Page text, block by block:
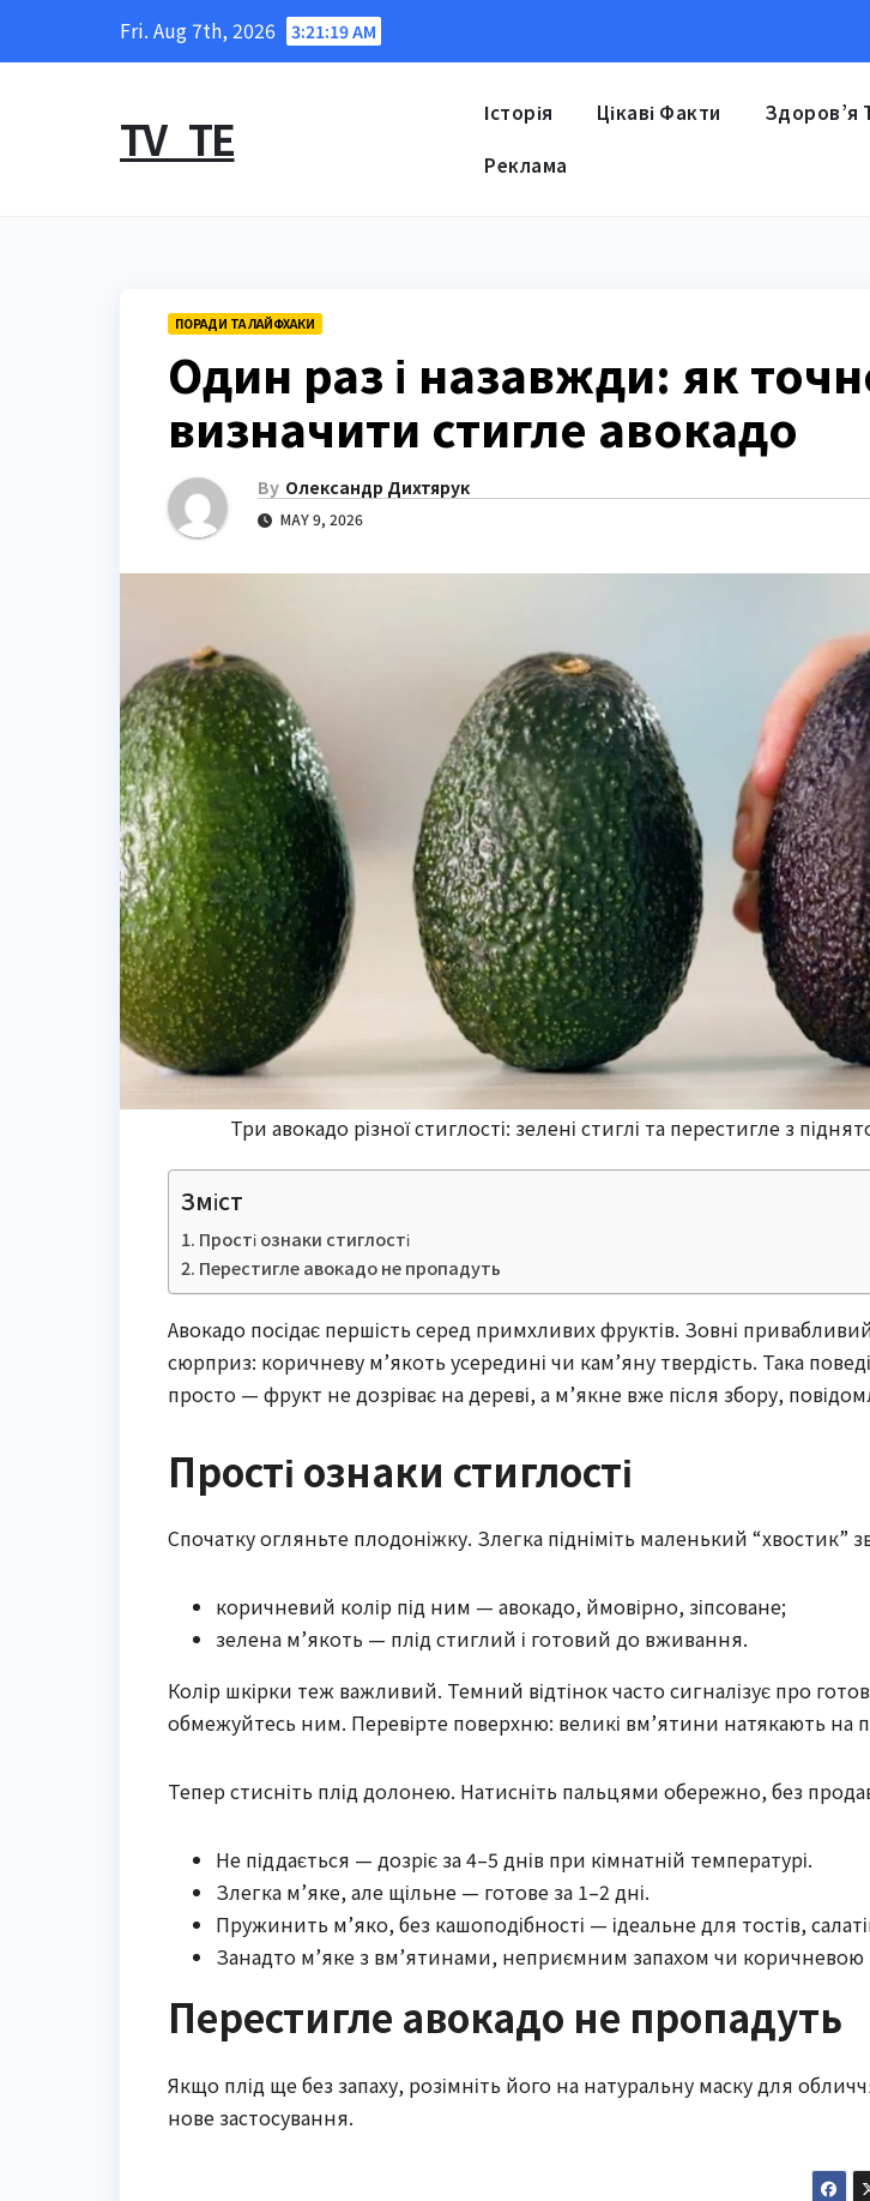
Fri. Aug 7th, 2026 3:21:21 AM
TV_TE Історія Цікаві Факти Здоров’я
Реклама
ПОРАДИ ТА ЛАЙФХАКИ
Один раз і назавжди: як
визначити стигле авокадо
By Олександр Дихтярук
MAY 9, 2026
Три авокадо різної стиглості: зелені стиглі та перестигле з
Зміст
Прості ознаки стиглості
Перестигле авокадо не пропадуть
Авокадо посідає першість серед примхливих фруктів. Зовні
сюрприз: коричневу м’якоть усередині чи кам’яну твердість. Така
просто — фрукт не дозріває на дереві, а м’якне вже після збору,
Прості ознаки стиглості
Спочатку огляньте плодоніжку. Злегка підніміть маленький “хвостик”
коричневий колір під ним — авокадо, ймовірно, зіпсоване;
зелена м’якоть — плід стиглий і готовий до вживання.
Колір шкірки теж важливий. Темний відтінок часто сигналізує про
обмежуйтесь ним. Перевірте поверхню: великі вм’ятини натякають
Тепер стисніть плід долонею. Натисніть пальцями обережно, без
Не піддається — дозріє за 4–5 днів при кімнатній температурі.
Злегка м’яке, але щільне — готове за 1–2 дні.
Пружинить м’яко, без кашоподібності — ідеальне для тостів,
Занадто м’яке з вм’ятинами, неприємним запахом чи коричневою
Перестигле авокадо не пропадуть
Якщо плід ще без запаху, розімніть його на натуральну маску для
нове застосування.